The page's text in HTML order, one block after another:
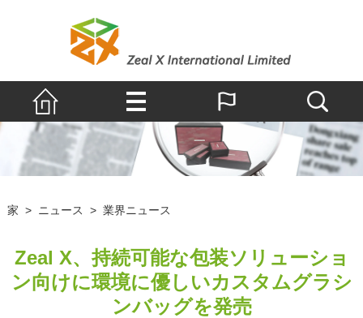
家 > ニュース > 業界ニュース
Zeal X、持続可能な包装ソリューショ
ン向けに環境に優しいカスタムグラシ
ンバッグを発売